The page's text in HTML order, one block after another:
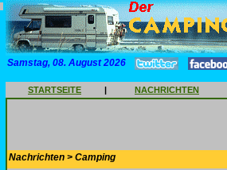
Samstag, 08. August 2026
STARTSEITE | NACHRICHTEN
Nachrichten > Camping